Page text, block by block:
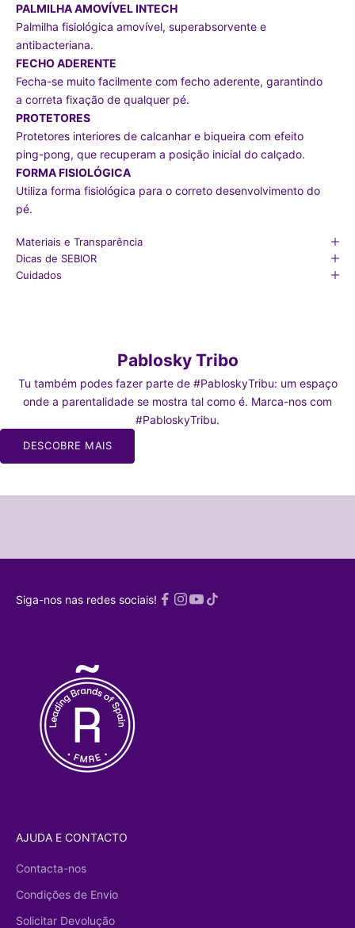
PALMILHA AMOVÍVEL INTECH
Palmilha fisiológica amovível, superabsorvente e
antibacteriana.
FECHO ADERENTE
Fecha-se muito facilmente com fecho aderente, garantindo
a correta fixação de qualquer pé.
PROTETORES
Protetores interiores de calcanhar e biqueira com efeito
ping-pong, que recuperam a posição inicial do calçado.
FORMA FISIOLÓGICA
Utiliza forma fisiológica para o correto desenvolvimento do
pé.
Materiais e Transparência
Dicas de SEBIOR
Cuidados
Pablosky Tribo
Tu também podes fazer parte de #PabloskyTribu: um espaço
onde a parentalidade se mostra tal como é. Marca-nos com
#PabloskyTribu.
DESCOBRE MAIS
TRIBO
mães e pais
ME!
Política de
Siga-nos nas redes sociais!
AJUDA E CONTACTO
Contacta-nos
Condições de Envio
Solicitar Devolução